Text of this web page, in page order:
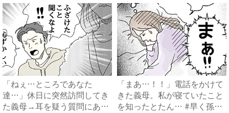
「ねぇ…ところであなた
達…」休日に突然訪問してき
た義母→耳を疑う質問にあ
「まあ…！！」電話をかけて
きた義母。私が寝ていたこと
を知ったとたん… #早く孫